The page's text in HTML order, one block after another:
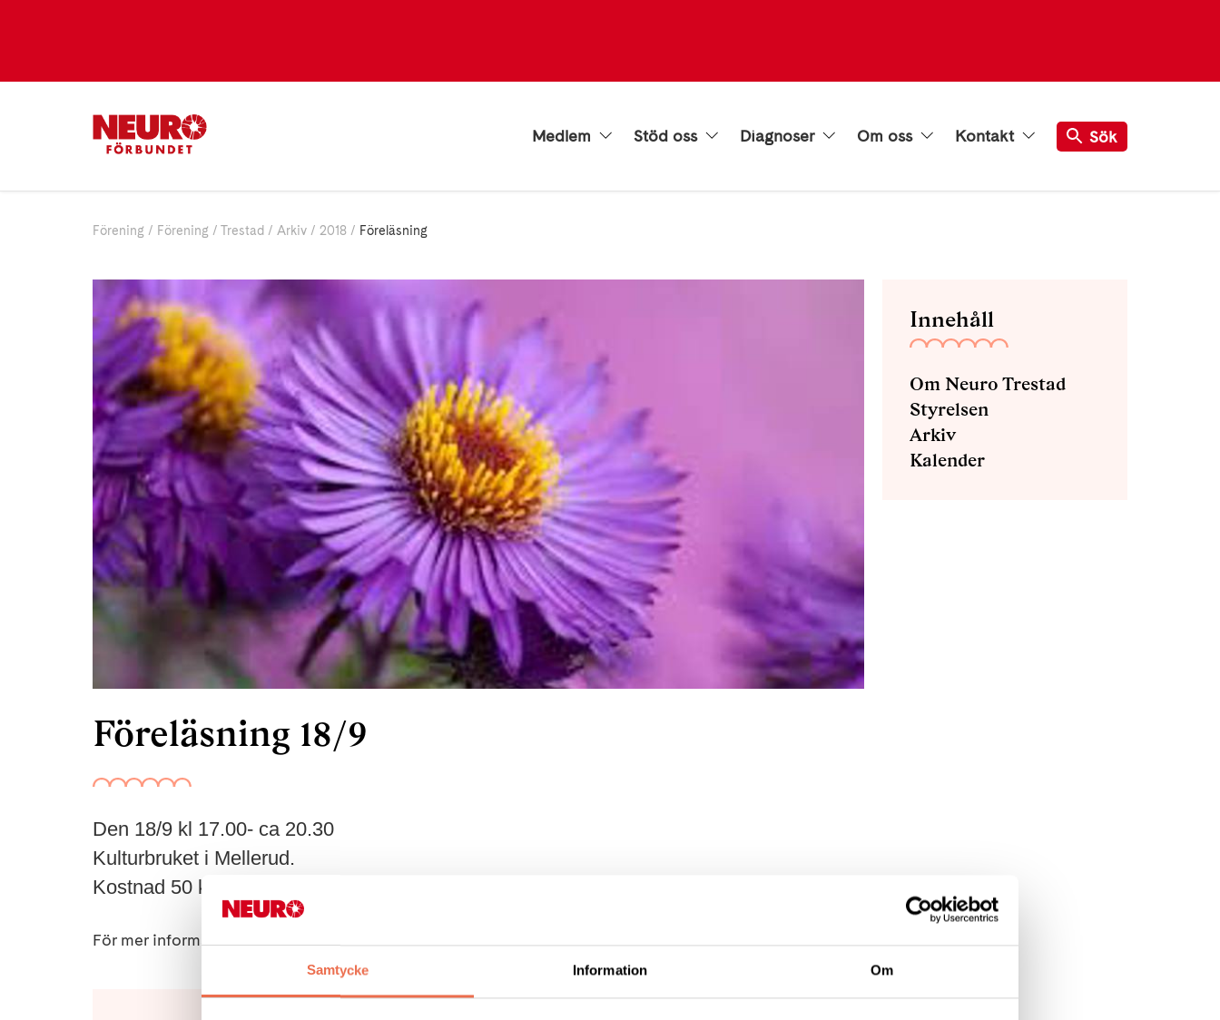
Samtycke Information Om
Medlem Stöd oss Diagnoser Om oss Kontakt Sök
Förening Förening Trestad Arkiv 2018 Föreläsning
Föreläsning 18/9
Den 18/9 kl 17.00- ca 20.30
Kulturbruket i Mellerud.
Kostnad 50 kr, kontant betalning.
För mer information, klicka på bifogad fil.
Innehåll
Om Neuro Trestad
Styrelsen
Arkiv
Kalender